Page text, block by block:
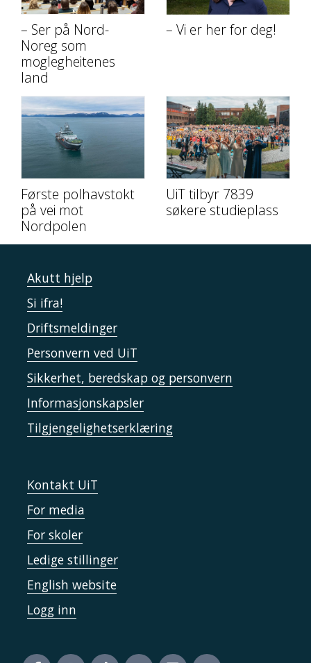
– Ser på Nord-
Noreg som
moglegheitenes
land
– Vi er her for deg!
Første polhavstokt
på vei mot
Nordpolen
UiT tilbyr 7839
søkere studieplass
Akutt hjelp
Si ifra!
Driftsmeldinger
Personvern ved UiT
Sikkerhet, beredskap og personvern
Informasjonskapsler
Tilgjengelighetserklæring
Kontakt UiT
For media
For skoler
Ledige stillinger
English website
Logg inn